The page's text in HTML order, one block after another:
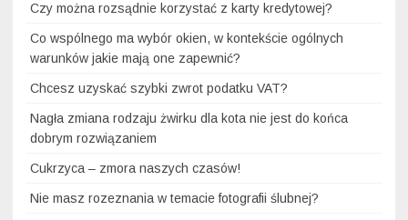
Czy można rozsądnie korzystać z karty kredytowej?
Co wspólnego ma wybór okien, w kontekście ogólnych
warunków jakie mają one zapewnić?
Chcesz uzyskać szybki zwrot podatku VAT?
Nagła zmiana rodzaju żwirku dla kota nie jest do końca
dobrym rozwiązaniem
Cukrzyca – zmora naszych czasów!
Nie masz rozeznania w temacie fotografii ślubnej?